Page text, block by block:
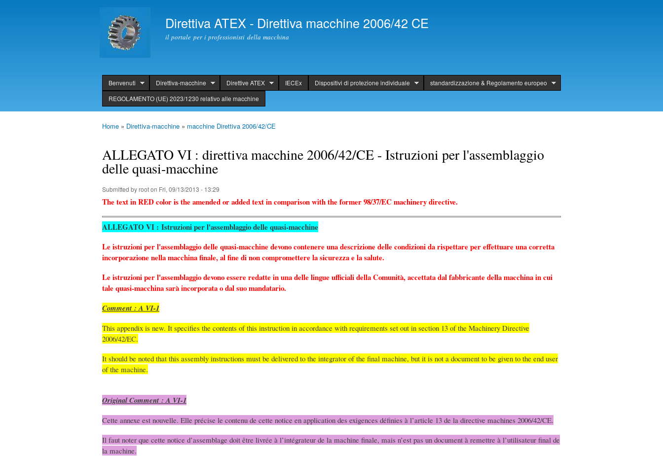
content
Direttiva ATEX - Direttiva macchine 2006/42 CE
il portale per i professionisti della macchina
header
Benvenuti Direttiva-macchine Direttive ATEX IECEx Dispositivi di protezione individuale
standardizzazione & Regolamento europeo
REGOLAMENTO (UE) 2023/1230 relativo alle macchine
Home » Direttiva-macchine » macchine Direttiva 2006/42/CE
ALLEGATO VI : direttiva macchine 2006/42/CE - Istruzioni per l'assemblaggio
delle quasi-macchine
Submitted byrooton Fri, 09/13/2013 - 13:29
The text in RED color is the amended or added text in comparison with the former 98/37/EC machinery directive.
ALLEGATO VI : Istruzioni per l'assemblaggio delle quasi-macchine
Le istruzioni per l'assemblaggio delle quasi-macchine devono contenere una descrizione delle condizioni da rispettare per effettuare una corretta
incorporazione nella macchina finale, al fine di non compromettere la sicurezza e la salute.
Le istruzioni per l'assemblaggio devono essere redatte in una delle lingue ufficiali della Comunità, accettata dal fabbricante della macchina in cui
tale quasi-macchina sarà incorporata o dal suo mandatario.
Comment : A VI-1
This appendix is new. It specifies the contents of this instruction in accordance with requirements set out in section 13 of the Machinery Directive
2006/42/EC.
It should be noted that this assembly instructions must be delivered to the integrator of the final machine, but it is not a document to be given to the end user
of the machine.
Original Comment : A VI-1
Cette annexe est nouvelle. Elle précise le contenu de cette notice en application des exigences définies à l’article 13 de la directive machines 2006/42/CE.
Il faut noter que cette notice d’assemblage doit être livrée à l’intégrateur de la machine finale, mais n’est pas un document à remettre à l’utilisateur final de
la machine.